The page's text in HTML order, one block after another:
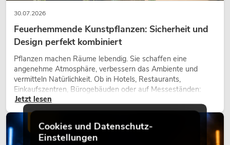
30.07.2026
Feuerhemmende Kunstpflanzen: Sicherheit und
Design perfekt kombiniert
Pflanzen machen Räume lebendig. Sie schaffen eine
angenehme Atmosphäre, verbessern das Ambiente und
vermitteln Natürlichkeit. Ob in Hotels, Restaurants,
Einkaufszentren, Bürogebäuden oder auf Messeständen:
eine hochwertige Begrünung gehört heute längst zum
modernen Raumkonzept.
Jetzt lesen
LICHT
Cookies und Datenschutz-
Einstellungen